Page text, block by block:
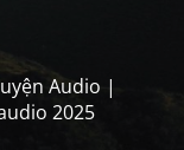
Audio |
2025